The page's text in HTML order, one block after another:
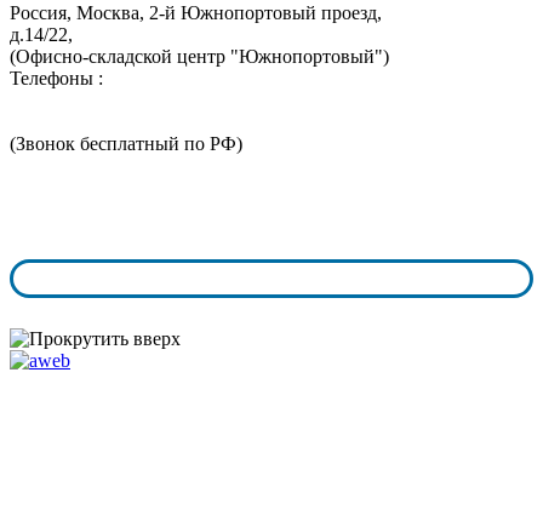
Россия, Москва, 2-й Южнопортовый проезд,
д.14/22,
(Офисно-складской центр "Южнопортовый")
Телефоны :
(Звонок бесплатный по РФ)